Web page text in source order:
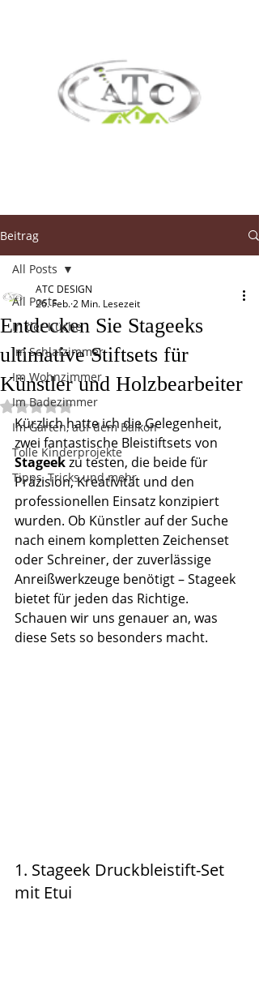
Beitrag
All Posts
In der Küche
Im Schlafzimmer
Im Wohnzimmer
Im Badezimmer
Im Garten, auf dem Balkon
Tolle Kinderprojekte
Tipps, Tricks und mehr
All Posts
Entdecken Sie Stageeks
ultimative Stiftsets für
Künstler und Holzbearbeiter
ATC DESIGN
26. Feb.2 Min. Lesezeit
Mit NaN von 5 Sternen bewertet.
Kürzlich hatte ich die Gelegenheit,
zwei fantastische Bleistiftsets von
Stageek zu testen, die beide für
Präzision, Kreativität und den
professionellen Einsatz konzipiert
wurden. Ob Künstler auf der Suche
nach einem kompletten Zeichenset
oder Schreiner, der zuverlässige
Anreißwerkzeuge benötigt – Stageek
bietet für jeden das Richtige.
Schauen wir uns genauer an, was
diese Sets so besonders macht.
1. Stageek Druckbleistift-Set
mit Etui